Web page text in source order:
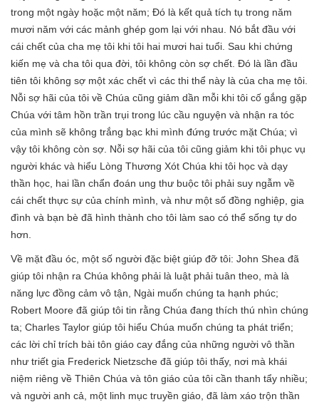
trong một ngày hoặc một năm; Đó là kết quả tích tụ trong năm
mươi năm với các mảnh ghép gom lại với nhau. Nó bắt đầu với
cái chết của cha mẹ tôi khi tôi hai mươi hai tuổi. Sau khi chứng
kiến mẹ và cha tôi qua đời, tôi không còn sợ chết. Đó là lần đầu
tiên tôi không sợ một xác chết vì các thi thể này là của cha mẹ tôi.
Nỗi sợ hãi của tôi về Chúa cũng giảm dần mỗi khi tôi cố gắng gặp
Chúa với tâm hồn trần trụi trong lúc cầu nguyện và nhận ra tóc
của mình sẽ không trắng bạc khi mình đứng trước mặt Chúa; vì
vậy tôi không còn sợ. Nỗi sợ hãi của tôi cũng giảm khi tôi phục vụ
người khác và hiểu Lòng Thương Xót Chúa khi tôi học và dạy
thần học, hai lần chẩn đoán ung thư buộc tôi phải suy ngẫm về
cái chết thực sự của chính mình, và như một số đồng nghiệp, gia
đình và bạn bè đã hình thành cho tôi làm sao có thể sống tự do
hơn.
Về mặt đầu óc, một số người đặc biệt giúp đỡ tôi: John Shea đã
giúp tôi nhận ra Chúa không phải là luật phải tuân theo, mà là
năng lực đồng cảm vô tận, Ngài muốn chúng ta hạnh phúc;
Robert Moore đã giúp tôi tin rằng Chúa đang thích thú nhìn chúng
ta; Charles Taylor giúp tôi hiểu Chúa muốn chúng ta phát triển;
các lời chỉ trích bài tôn giáo cay đắng của những người vô thần
như triết gia Frederick Nietzsche đã giúp tôi thấy, nơi mà khái
niệm riêng về Thiên Chúa và tôn giáo của tôi cần thanh tẩy nhiều;
và người anh cả, một linh mục truyền giáo, đã làm xáo trộn thần